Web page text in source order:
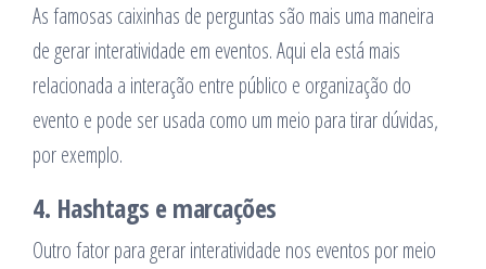
As famosas caixinhas de perguntas são mais uma maneira
de gerar interatividade em eventos. Aqui ela está mais
relacionada a interação entre público e organização do
evento e pode ser usada como um meio para tirar dúvidas,
por exemplo.
4. Hashtags e marcações
Outro fator para gerar interatividade nos eventos por meio